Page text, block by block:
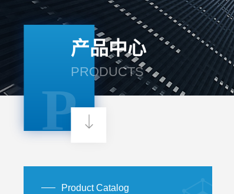
P
产品中心
PRODUCTS
Product Catalog